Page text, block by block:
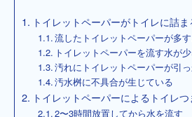
トイレットペーパーがトイレに詰
流したトイレットペーパーが多
トイレットペーパーを流す水が
汚れにトイレットペーパーが引
汚水桝に不具合が生じている
トイレットペーパーによるトイレ
2〜3時間放置してから水を流す